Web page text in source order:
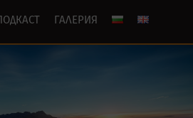
ГАЛЕРИЯ